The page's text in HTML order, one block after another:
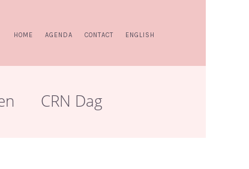
HOME AGENDA CONTACT ENGLISH
CRN Dag